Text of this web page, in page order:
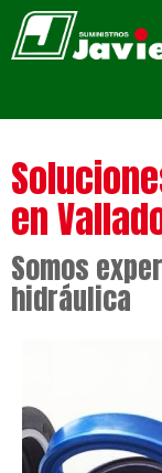
en
Somos
hidráulica